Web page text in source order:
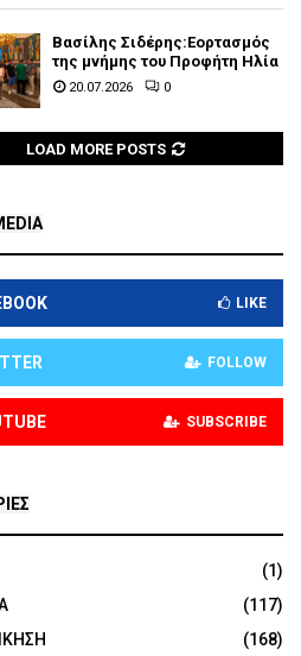
Βασίλης Σιδέρης:Εορτασμός
της μνήμης του Προφήτη Ηλία
20.07.2026 0
LOAD MORE POSTS
LIKE
FOLLOW
SUBSCRIBE
(1)
(117)
(168)